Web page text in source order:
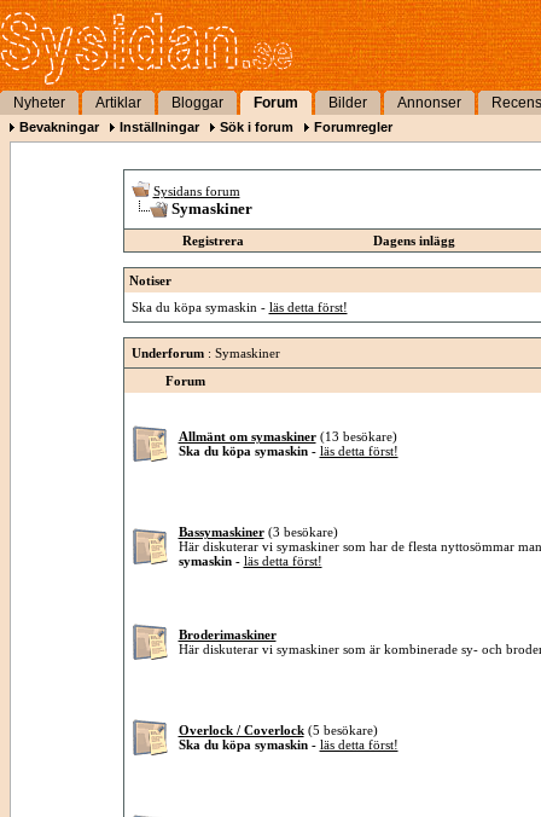
Nyheter Artiklar Bloggar Forum Bilder Annonser
Bevakningar Inställningar Sök i forum Forumregler
Sysidans forum
Symaskiner
Registrera Dagens inlägg
Notiser
Ska du köpa symaskin - läs detta först!
Underforum: Symaskiner
Forum
Allmänt om symaskiner (13 besökare)
Ska du köpa symaskin - läs detta först!
Bassymaskiner (3 besökare)
Här diskuterar vi symaskiner som har de flesta nyttosömmar
symaskin - läs detta först!
Broderimaskiner
Här diskuterar vi symaskiner som är kombinerade sy- och
Overlock / Coverlock (5 besökare)
Ska du köpa symaskin - läs detta först!